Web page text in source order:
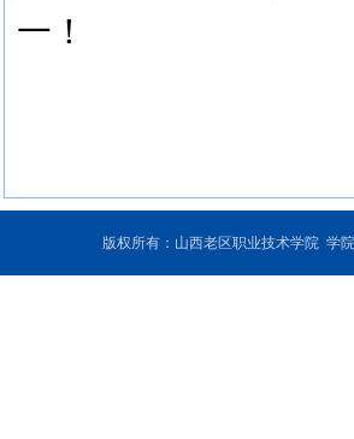
一！
版权所有：山西老区职业技术学院 学